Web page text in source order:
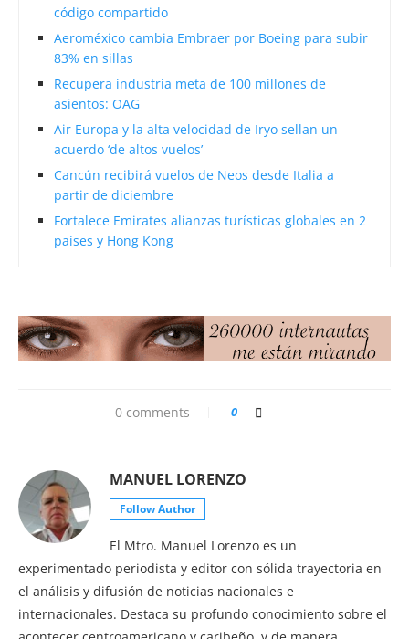
código compartido
Aeroméxico cambia Embraer por Boeing para subir
83% en sillas
Recupera industria meta de 100 millones de
asientos: OAG
Air Europa y la alta velocidad de Iryo sellan un
acuerdo ‘de altos vuelos’
Cancún recibirá vuelos de Neos desde Italia a
partir de diciembre
Fortalece Emirates alianzas turísticas globales en 2
países y Hong Kong
0 comments 0
MANUEL LORENZO
Follow Author
El Mtro. Manuel Lorenzo es un
experimentado periodista y editor con sólida trayectoria en
el análisis y difusión de noticias nacionales e
internacionales. Destaca su profundo conocimiento sobre el